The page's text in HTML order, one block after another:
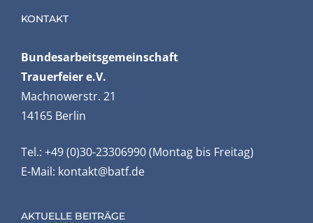
KONTAKT
Bundesarbeits­gemeinschaft
Trauerfeier e.V.
Machnowerstr. 21
14165 Berlin
Tel.: +49 (0)30-23306990 (Montag bis Freitag)
E-Mail: kontakt@batf.de
AKTUELLE BEITRÄGE